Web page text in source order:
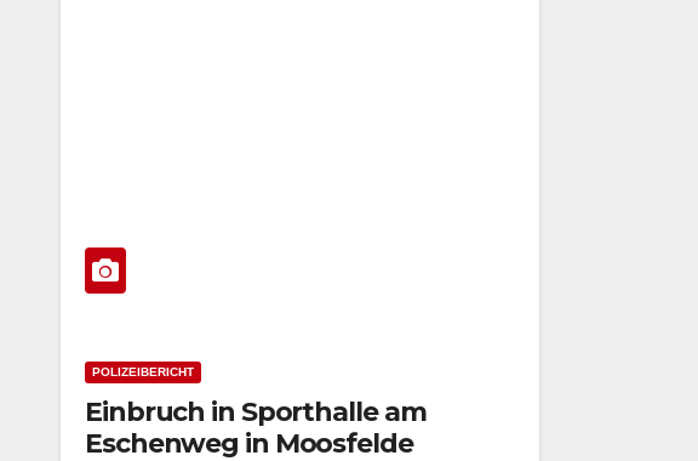
POLIZEIBERICHT
Einbruch in Sporthalle am
Eschenweg in Moosfelde